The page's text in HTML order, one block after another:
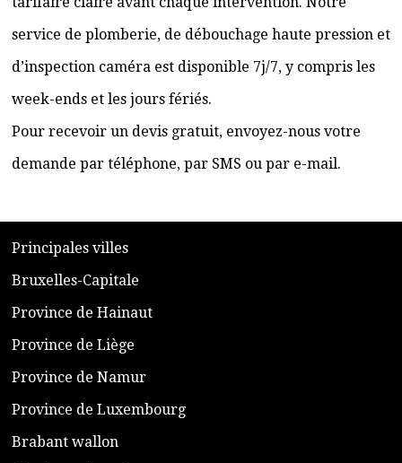
service de plomberie, de débouchage haute pression et
d’inspection caméra est disponible 7j/7, y compris les
week-ends et les jours fériés.
Pour recevoir un devis gratuit, envoyez-nous votre
demande par téléphone, par SMS ou par e-mail.
​Principales villes
​Bruxelles-Capitale
​Province de Hainaut
Province de Liège
​Province de Namur
​Province de Luxembourg
​Brabant wallon